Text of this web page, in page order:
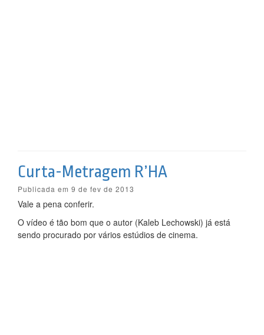
Curta-Metragem R’HA
Publicada em 9 de fev de 2013
Vale a pena conferir.
O vídeo é tão bom que o autor (Kaleb Lechowski) já está
sendo procurado por vários estúdios de cinema.